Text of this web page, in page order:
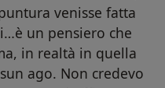
venisse fatta
un pensiero che
in realtà in quella
ago. Non credevo